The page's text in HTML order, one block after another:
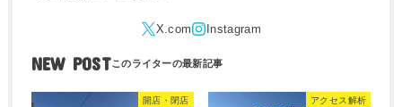
NEW POST
開店・閉店 アクセス解析